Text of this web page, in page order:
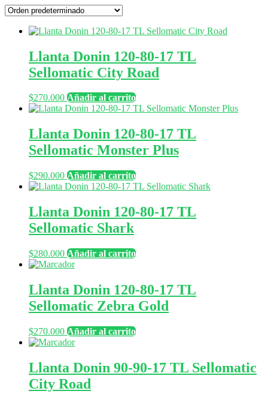
Llanta Donin 120-80-17 TL
Sellomatic City Road
$270.000 Añadir al carrito
Llanta Donin 120-80-17 TL
Sellomatic Monster Plus
$290.000 Añadir al carrito
Llanta Donin 120-80-17 TL
Sellomatic Shark
$280.000 Añadir al carrito
Llanta Donin 120-80-17 TL
Sellomatic Zebra Gold
$270.000 Añadir al carrito
Llanta Donin 90-90-17 TL Sellomatic
City Road